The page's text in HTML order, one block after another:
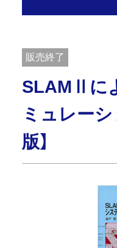
販売終了
SLAMⅡに
ミュレーシ
版】